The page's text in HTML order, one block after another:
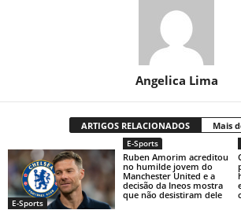
Angelica Lima
ARTIGOS RELACIONADOS Mais
E-Sports
E-Sports
Ruben Amorim acreditou
no humilde jovem do
Manchester United e a
decisão da Ineos mostra
que não desistiram dele